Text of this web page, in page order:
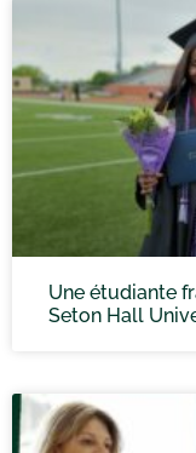
Une étudiante
Seton Hall